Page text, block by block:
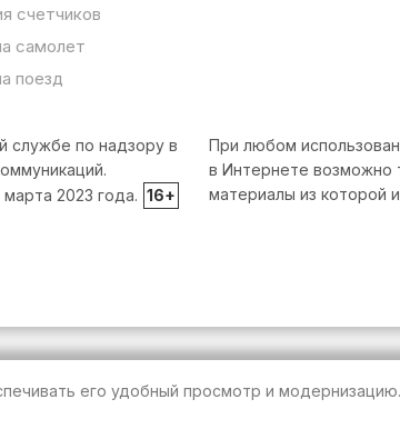
счетчиков
самолет
поезд
При любом
в Интернете возможно
материалы из которой
службе по надзору в
2023 года. 16+
его удобный просмотр и